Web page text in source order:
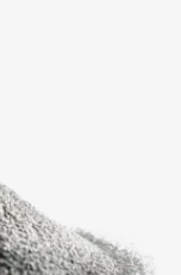
ce formulaire
de notre site Web.